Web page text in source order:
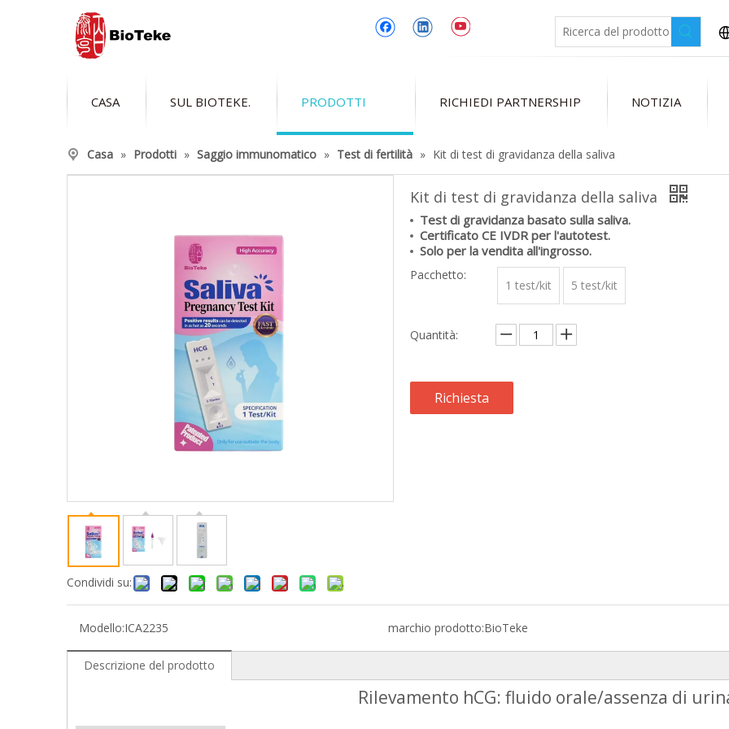
CASA SUL BIOTEKE. PRODOTTI RICHIEDI PARTNERSHIP NOTIZIA
Casa » Prodotti » Saggio immunomatico » Test di fertilità » Kit di test di gravidanza della saliva
Condividi su:
Kit di test di gravidanza della saliva
Test di gravidanza basato sulla saliva.
Certificato CE IVDR per l'autotest.
Solo per la vendita all'ingrosso.
Pacchetto:
1 test/kit 5 test/kit
Quantità:
Richiesta
Modello:ICA2235 marchio prodotto:BioTeke
Descrizione del prodotto
Rilevamento hCG: fluido orale/assenza di